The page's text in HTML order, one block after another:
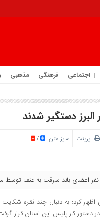
اجتماعی فرهنگی مذهبی
دستگیر شدند
پرینت سایز متن /
اعضای باند سرقت به عنف توسط
اظهار کرد: به دنبال چند فقره
دستور کار پلیس این استان قرار